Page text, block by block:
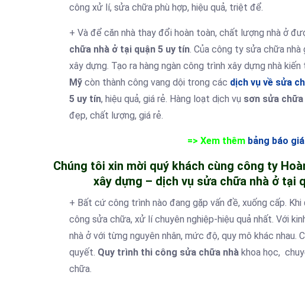
công xử lí, sửa chữa phù hợp, hiệu quả, triệt để.
+ Và để căn nhà thay đổi hoàn toàn, chất lượng nhà ở
chữa nhà ở tại quận 5 uy tín. Của công ty sửa chữa nhà
xây dựng. Tạo ra hàng ngàn công trình xây dựng nhà
Mỹ còn thành công vang dội trong các dịch vụ về sửa
5 uy tín, hiệu quả, giá rẻ. Hàng loạt dịch vụ sơn sửa
đẹp, chất lượng, giá rẻ.
=> Xem thêm bảng báo
Chúng tôi xin mời quý khách cùng công ty
xây dựng – dịch vụ sửa chữa nhà ở
+ Bất cứ công trình nào đang gặp vấn đề, xuống cấp. Khi
công sửa chữa, xử lí chuyên nghiệp-hiệu quả nhất. Với
nhà ở với từng nguyên nhân, mức độ, quy mô khác
quyết. Quy trình thi công sửa chữa nhà khoa học,
chữa.